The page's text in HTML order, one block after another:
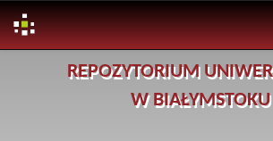
REPOZYTORIUM
W BIAŁYMSTOKU